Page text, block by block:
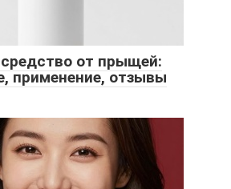
от прыщей:
применение, отзывы